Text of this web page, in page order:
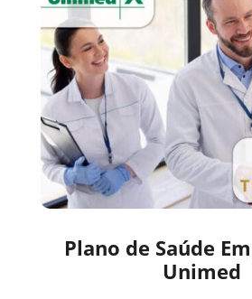
Plano de Saúde
Unimed